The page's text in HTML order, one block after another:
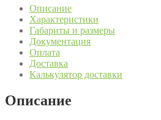
Описание
Характеристики
Габариты и размеры
Документация
Оплата
Доставка
Калькулятор доставки
Описание